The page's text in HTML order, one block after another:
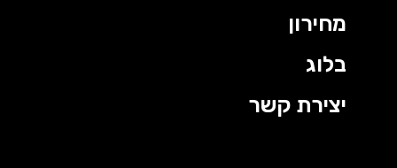
מחירון
בלוג
יצירת קשר